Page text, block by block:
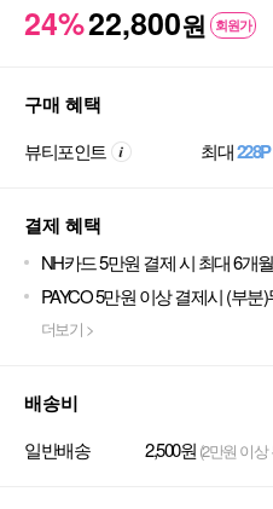
24%22,800원 회원가
구매 혜택
뷰티포인트 최대228P
결제 혜택
NH카드 5만원 결제 시 최대 6개
PAYCO 5만원 이상 결제시 (부분
더보기 >
배송비
일반배송 2,500원 (2만원 이